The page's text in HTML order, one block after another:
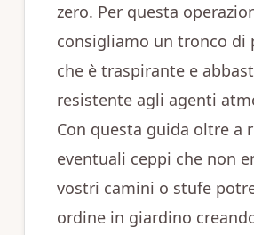
zero. Per questa
consigliamo un tronco di
che è traspirante e
resistente agli agenti
Con questa guida oltre a
eventuali ceppi che non
vostri camini o stufe
ordine in giardino